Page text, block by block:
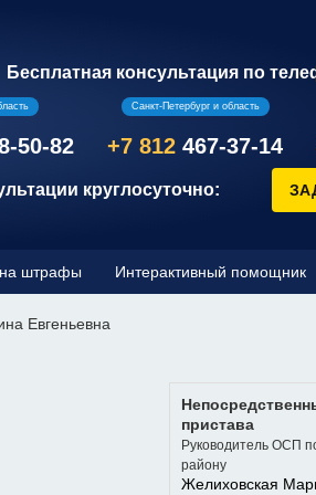
Бесплатная консультация по
50-82
Санкт-Петербург и область
+7 812 467-37-14
круглосуточно:
на штрафы Интерактивный помощник
Евгеньевна
пристава
Руководитель ОСП
району
Желиховская